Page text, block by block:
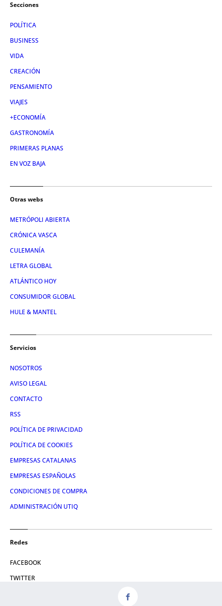
Secciones
POLÍTICA
BUSINESS
VIDA
CREACIÓN
PENSAMIENTO
VIAJES
+ECONOMÍA
GASTRONOMÍA
PRIMERAS PLANAS
EN VOZ BAJA
Otras webs
METRÓPOLI ABIERTA
CRÓNICA VASCA
CULEMANÍA
LETRA GLOBAL
ATLÁNTICO HOY
CONSUMIDOR GLOBAL
HULE & MANTEL
Servicios
NOSOTROS
AVISO LEGAL
CONTACTO
RSS
POLÍTICA DE PRIVACIDAD
POLÍTICA DE COOKIES
EMPRESAS CATALANAS
EMPRESAS ESPAÑOLAS
CONDICIONES DE COMPRA
ADMINISTRACIÓN UTIQ
Redes
FACEBOOK
TWITTER